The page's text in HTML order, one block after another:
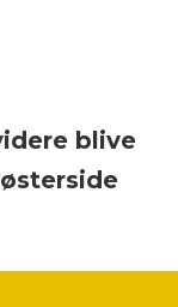
blive